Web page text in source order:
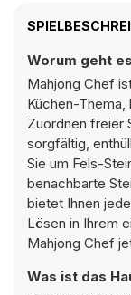
Worum geht
Mahjong Chef
Küchen-
Zuordnen freier
sorgfältig,
Sie um Fels-
benachbarte
bietet Ihnen
Lösen in Ihrem
Mahjong Chef
Was ist das